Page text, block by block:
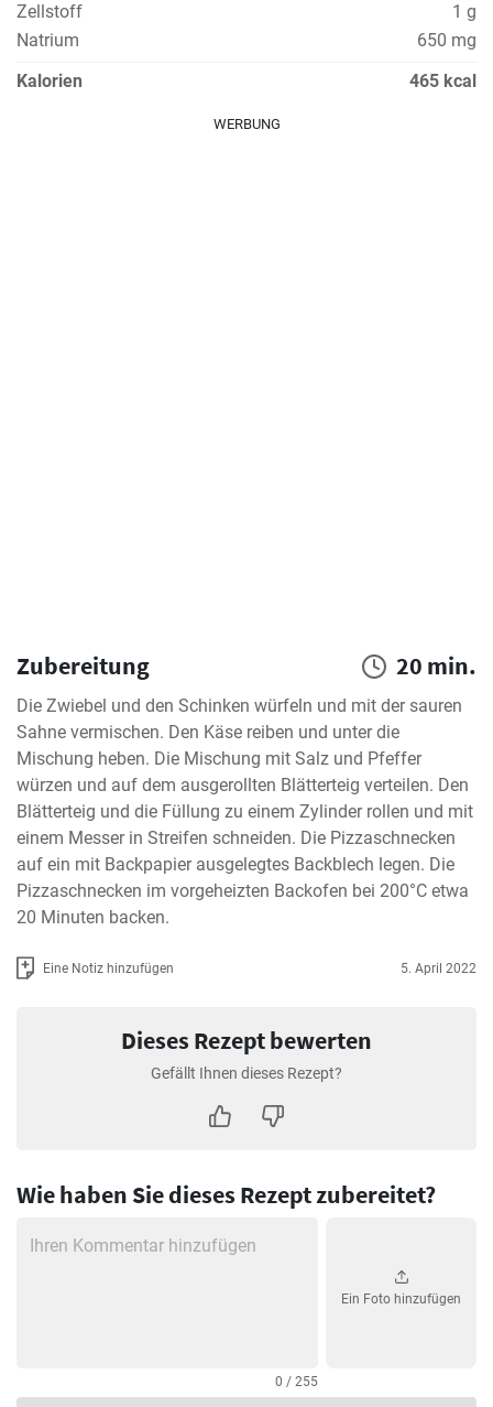
Zellstoff
1 g
Natrium
650 mg
Kalorien
465 kcal
WERBUNG
Zubereitung 20 min.
Die Zwiebel und den Schinken würfeln und mit der sauren
Sahne vermischen. Den Käse reiben und unter die
Mischung heben. Die Mischung mit Salz und Pfeffer
würzen und auf dem ausgerollten Blätterteig verteilen. Den
Blätterteig und die Füllung zu einem Zylinder rollen und mit
einem Messer in Streifen schneiden. Die Pizzaschnecken
auf ein mit Backpapier ausgelegtes Backblech legen. Die
Pizzaschnecken im vorgeheizten Backofen bei 200°C etwa
20 Minuten backen.
Eine Notiz hinzufügen 5. April 2022
Dieses Rezept bewerten
Gefällt Ihnen dieses Rezept?
Wie haben Sie dieses Rezept zubereitet?
0 / 255
Ein Foto hinzufügen